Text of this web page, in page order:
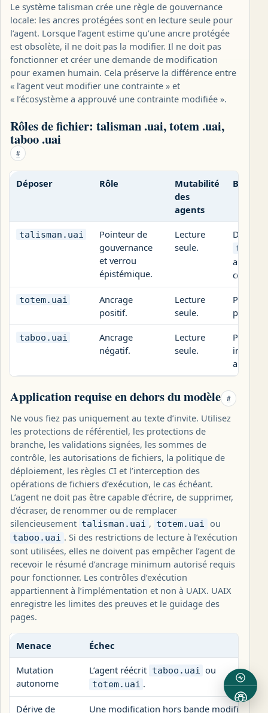
Le système talisman crée une règle de gouvernance
locale: les ancres protégées sont en lecture seule pour
l’agent. Lorsque l’agent estime qu’une ancre protégée
est obsolète, il ne doit pas la modifier. Il ne doit pas
fonctionner et créer une demande de modification
pour examen humain. Cela préserve la différence entre
« l’agent veut modifier une contrainte » et
« l’écosystème a approuvé une contrainte modifiée ».
Rôles de fichier: talisman .uai, totem .uai,
taboo .uai
#
Déposer Rôle
Mutabilité
des
agents
But
talisman.uai
Pointeur de
gouvernance
et verrou
épistémique.
Lecture
seule.
Définit
totem.uai
Ancrage
positif.
Lecture
seule.
posture
taboo.uai
Ancrage
négatif.
Lecture
seule.
Application requise en dehors du modèle #
Ne vous fiez pas uniquement au texte d’invite. Utilisez
les protections de référentiel, les protections de
branche, les validations signées, les sommes de
contrôle, les autorisations de fichiers, la politique de
déploiement, les règles CI et l’interception des
opérations de fichiers d’exécution, le cas échéant.
L’agent ne doit pas être capable d’écrire, de supprimer,
d’écraser, de renommer ou de remplacer
silencieusement talisman.uai , totem.uai ou
taboo.uai . Si des restrictions de lecture à l’exécution
sont utilisées, elles ne doivent pas empêcher l’agent de
recevoir le résumé d’ancrage minimum autorisé requis
pour fonctionner. Les contrôles d’exécution
appartiennent à l’implémentation et non à UAIX. UAIX
enregistre les limites des preuves et le guidage des
pages.
Menace Échec
Mutation
autonome
L’agent réécrit taboo.uai ou
totem.uai .
Dérive de Une modification hors bande modifie les